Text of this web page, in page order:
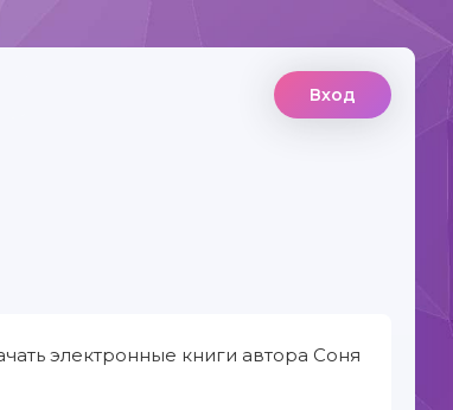
Вход
электронные книги автора Соня